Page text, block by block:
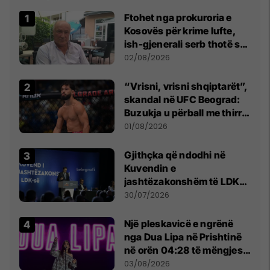
Ftohet nga prokuroria e
Kosovës për krime lufte,
ish-gjenerali serb thotë se
dikush e tradhtoi në
02/08/2026
“Vrisni, vrisni shqiptarët”,
skandal në UFC Beograd:
Buzukja u përball me thirrje
anti-shqiptare nga
01/08/2026
Gjithçka që ndodhi në
Kuvendin e
jashtëzakonshëm të LDK-
së
30/07/2026
Një pleskavicë e ngrënë
nga Dua Lipa në Prishtinë
në orën 04:28 të mëngjesit
- dhe bota digjitale serbe
03/08/2026